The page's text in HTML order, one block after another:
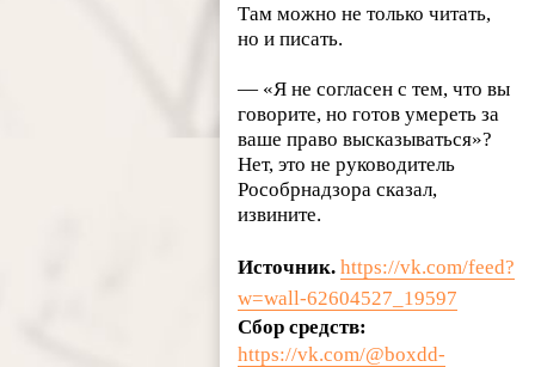
Там можно не только читать,
но и писать.
— «Я не согласен с тем, что вы
говорите, но готов умереть за
ваше право высказываться»?
Нет, это не руководитель
Рособрнадзора сказал,
извините.
Источник. https://vk.com/feed?
w=wall-62604527_19597
Сбор средств:
https://vk.com/@boxdd-